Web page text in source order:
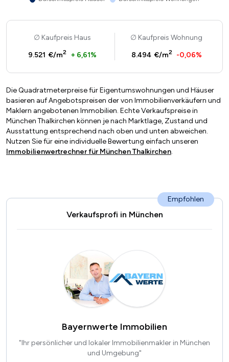
Kaufpreis Haus
9.521 €/m2 + 6,61%
Kaufpreis Wohnung
8.494 €/m2 -0,06%
Die Quadratmeterpreise für Eigentumswohnungen und Häuser
basieren auf Angebotspreisen der von Immobilienverkäufern und
Maklern angebotenen Immobilien. Echte Verkaufspreise in
München Thalkirchen können je nach Marktlage, Zustand und
Ausstattung entsprechend nach oben und unten abweichen.
Nutzen Sie für eine individuelle Bewertung einfach unseren
Immobilienwertrechner für München Thalkirchen.